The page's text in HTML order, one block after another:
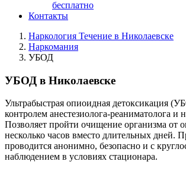
бесплатно
Контакты
Наркология Течение в Николаевске
Наркомания
УБОД
УБОД в Николаевске
Ультрабыстрая опиоидная детоксикация
контролем анестезиолога-реаниматолога и
Позволяет пройти очищение организма от
несколько часов вместо длительных дней.
проводится анонимно, безопасно и с
наблюдением в условиях стационара.